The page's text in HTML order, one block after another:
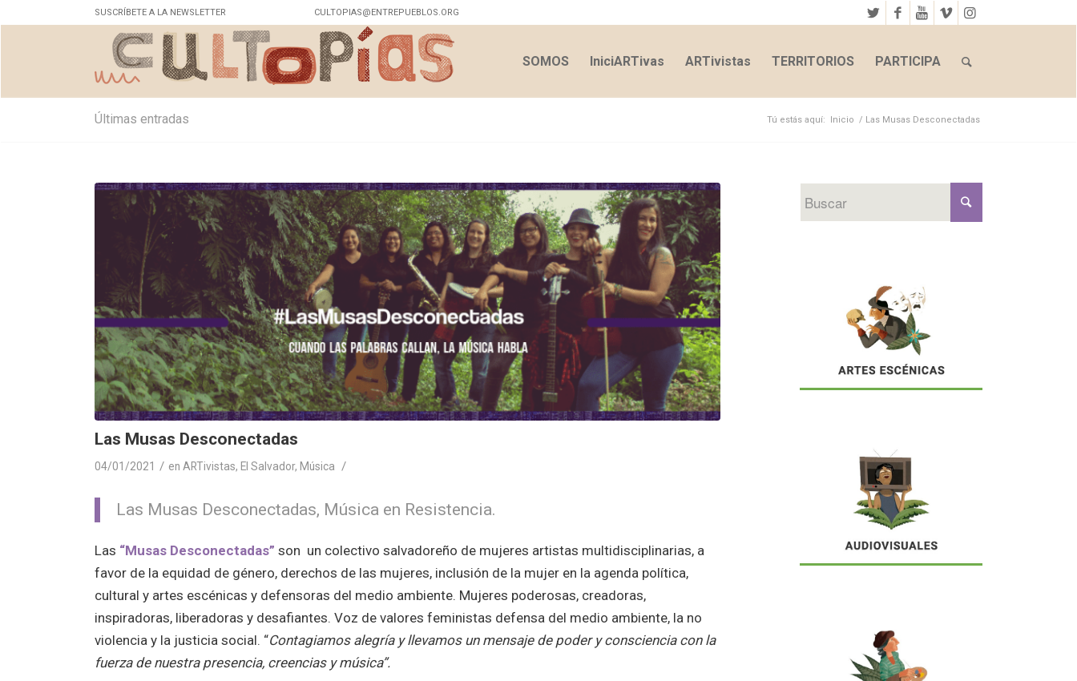
SUSCRÍBETE A LA NEWSLETTER CULTOPIAS@ENTREPUEBLOS.ORG
SOMOS IniciARTivas ARTivistas TERRITORIOS PARTICIPA
Últimas entradas Tú estás aquí: Inicio / Las Musas Desconectadas
Las Musas Desconectadas
04/01/2021 / en ARTivistas, El Salvador, Música /
Las Musas Desconectadas, Música en Resistencia.
Las “Musas Desconectadas” son un colectivo salvadoreño de mujeres artistas multidisciplinarias, a
favor de la equidad de género, derechos de las mujeres, inclusión de la mujer en la agenda política,
cultural y artes escénicas y defensoras del medio ambiente. Mujeres poderosas, creadoras,
inspiradoras, liberadoras y desafiantes. Voz de valores feministas defensa del medio ambiente, la no
violencia y la justicia social. “Contagiamos alegría y llevamos un mensaje de poder y consciencia con la
fuerza de nuestra presencia, creencias y música”.